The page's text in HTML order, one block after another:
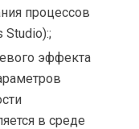
процессов
Studio):;
эффекта
в среде